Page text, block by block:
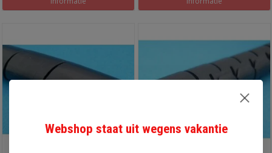
Webshop staat uit wegens vakantie